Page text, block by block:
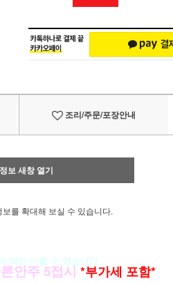
조리/주문/포장안내
보 새창 열기
보를 확대해 보실 수 있습니다.
약간 다를 수 있습니다
안주 5접시*부가세 포함*